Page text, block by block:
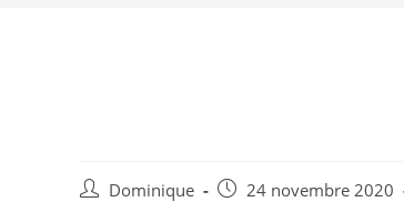
Dominique 24 novembre 2020